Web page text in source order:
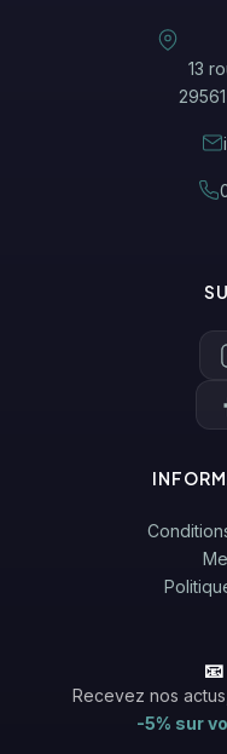
13
Recevez nos
-5% sur